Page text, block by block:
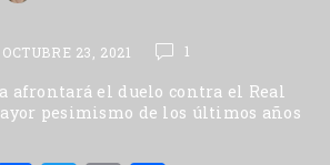
OCTUBRE 23, 2021 1
afrontará el duelo contra el Real
pesimismo de los últimos años